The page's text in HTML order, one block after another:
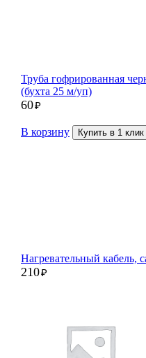
Труба гофрированная
(бухта 25 м/уп)
60₽
В корзину Купить в 1 клик
Нагревательный кабель,
210₽